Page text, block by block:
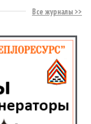
Все журналы